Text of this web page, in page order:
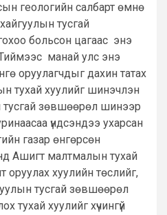
геологийн салбарт өмнө
тусгай
больсон цагаас энэ
манай улс энэ
оруулагчдыг дахин татах
тухай хуулийг шинэчлэн
тусгай зөвшөөрөл шинээр
үндсэндээ ухарсан
газар өнгөрсөн
Ашигт малтмалын тухай
оруулах хуулийн төслийг,
тусгай зөвшөөрөл
тухай хуулийг хүчингүй